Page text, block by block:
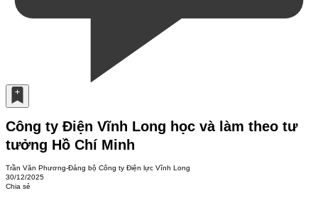
Công ty Điện Vĩnh Long học và làm theo tư
tưởng Hồ Chí Minh
Trần Văn Phương-Đảng bộ Công ty Điện lực Vĩnh Long
30/12/2025
Chia sẻ